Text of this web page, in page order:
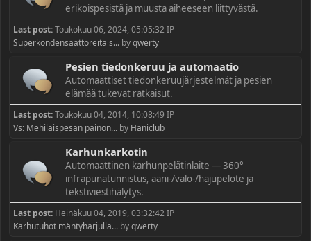
erikoispesistä ja muusta aiheeseen liittyvästä.
Last post:Toukokuu 06, 2024, 05:05:32 IP
Superkondensaattoreita s... byqwerty
Pesien tiedonkeruu ja automaatio
Automaattiset tiedonkeruujärjestelmät ja pesien
elämää tukevat ratkaisut.
Last post:Toukokuu 04, 2014, 10:08:49 IP
Vs: Mehiläispesän painon... by Haniclub
Karhunkarkotin
Automaattinen karhunpelätinlaite — 360°
infrapunatunnistus, ääni-/valo-/hajupelote ja
tekstiviestihälytys.
Last post: Heinäkuu 04, 2019, 03:32:42 IP
Karhutuhot mäntyharjulla... byqwerty